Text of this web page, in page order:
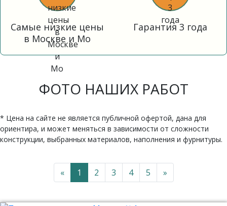
Самые низкие цены
в Москве и Мо
Гарантия 3 года
ФОТО НАШИХ РАБОТ
* Цена на сайте не является публичной офертой, дана для
ориентира, и может меняться в зависимости от сложности
конструкции, выбранных материалов, наполнения и фурнитуры.
« 1 2 3 4 5 »